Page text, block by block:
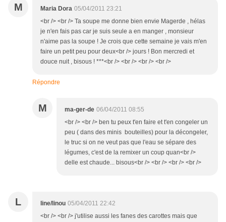
M Maria Dora 05/04/2011 23:21
<br /> <br /> Ta soupe me donne bien envie Magerde , hélas
je n'en fais pas car je suis seule a en manger , monsieur
n'aime pas la soupe ! Je crois que cette semaine je vais m'en
faire un petit peu pour deux<br /> jours ! Bon mercredi et
douce nuit , bisous ! ***<br /> <br /> <br /> <br />
Répondre
M ma-ger-de 06/04/2011 08:55
<br /> <br /> ben tu peux t'en faire et t'en congeler un
peu ( dans des minis bouteilles) pour la décongeler,
le truc si on ne veut pas que l'eau se sépare des
légumes, c'est de la remixer un coup quan<br />
delle est chaude... bisous<br /> <br /> <br /> <br />
L line/linou 05/04/2011 22:42
<br /> <br /> j'utilise aussi les fanes des carottes mais que